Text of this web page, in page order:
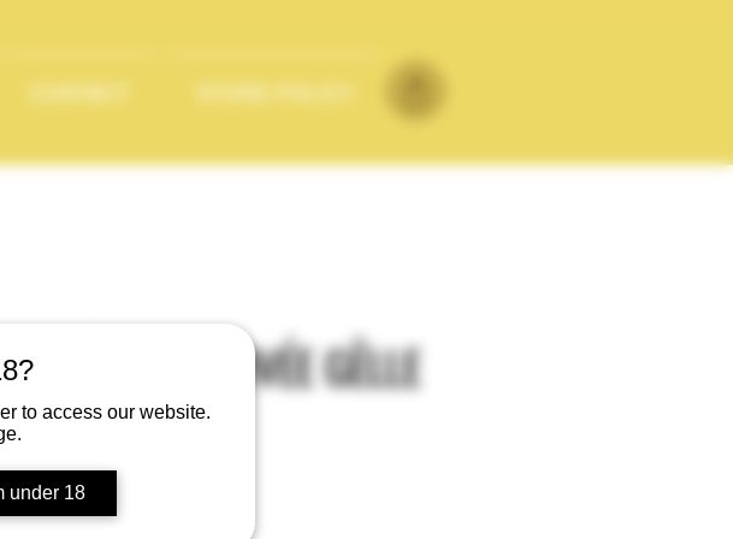
to access our website.
under 18
CRÉMANT CUVÉE GËLLE
FRA® ROSÉ
22,50 €Prix